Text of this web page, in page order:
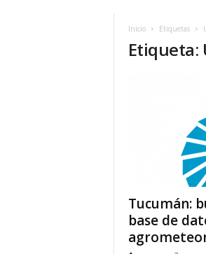
Inicio Etiquetas
Etiqueta:
Tucumán:
base de